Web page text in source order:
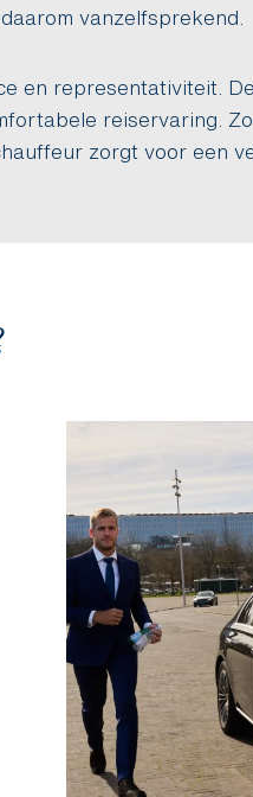
vanzelfsprekend.
en representativiteit.
reiservaring.
zorgt voor een